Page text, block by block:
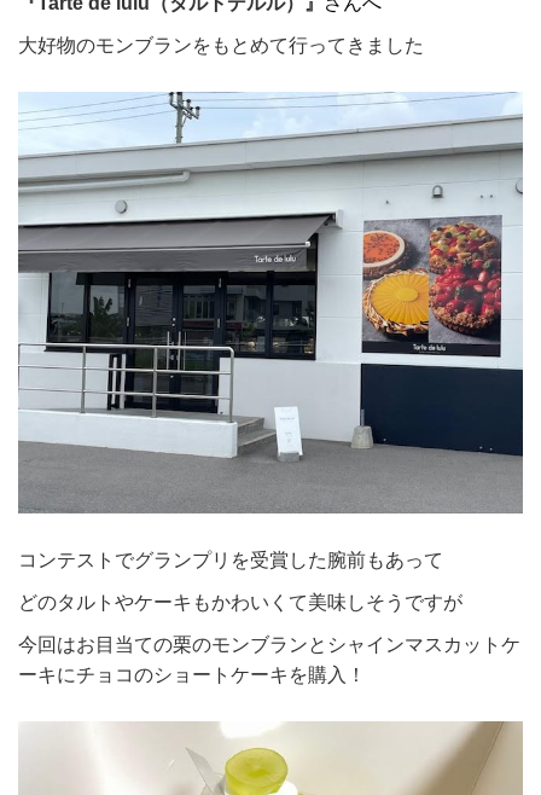
大好物のモンブランをもとめて行ってきました
コンテストでグランプリを受賞した腕前もあって
どのタルトやケーキもかわいくて美味しそうですが
今回はお目当ての栗のモンブランとシャインマスカットケ
ーキにチョコのショートケーキを購入！